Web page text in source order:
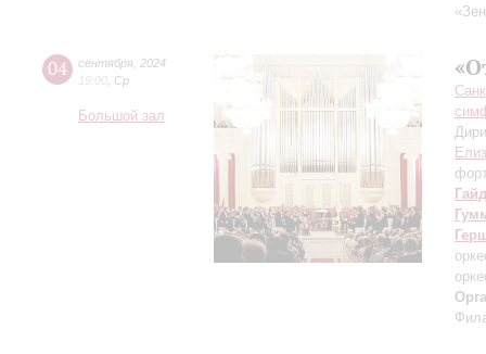
04 сентября 2024
19:00 Ср
Большой зал